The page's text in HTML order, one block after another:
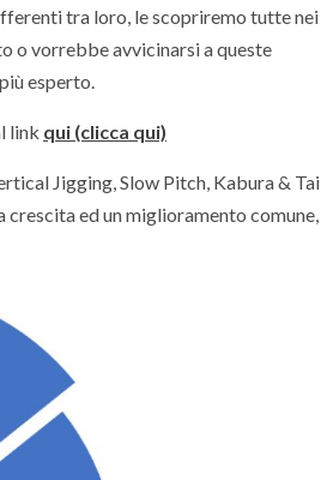
tra loro, le scopriremo tutte nei
o vorrebbe avvicinarsi a queste
esperto.
link qui (clicca qui)
Jigging, Slow Pitch, Kabura & Tai
crescita ed un miglioramento comune,